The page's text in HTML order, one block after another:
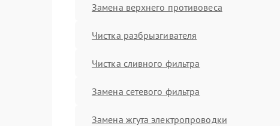
Замена верхнего противовеса
Чистка разбрызгивателя
Чистка сливного фильтра
Замена сетевого фильтра
Замена жгута электропроводки